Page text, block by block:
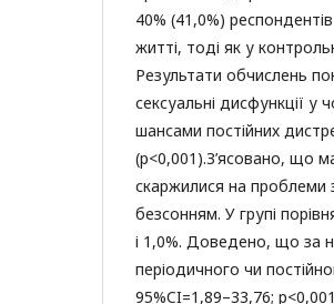
40% (41,0%)
житті, тоді як у
Результати обчислень
сексуальні дисфункції у
шансами постійних
(р<0,001).З’ясовано, що
скаржилися на проблеми
безсонням. У групі
і 1,0%. Доведено, що за
періодичного чи
95%CI=1,89–33,76;